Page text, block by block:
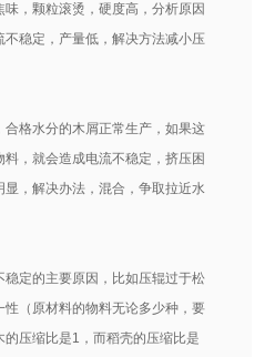
，颗粒滚烫，硬度高，分析原因
不稳定，产量低，解决方法减小压
格水分的木屑正常生产，如果这
，就会造成电流不稳定，挤压困
，解决办法，混合，争取拉近水
稳定的主要原因，比如压辊过于松
（原材料的物料无论多少种，要
压缩比是1，而稻壳的压缩比是